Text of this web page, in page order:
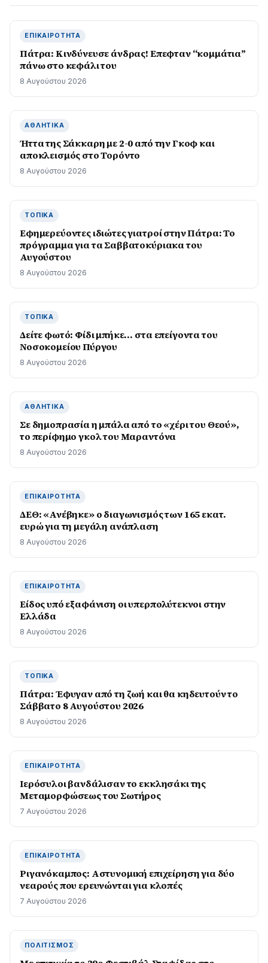
ΕΠΙΚΑΙΡΌΤΗΤΑ
Πάτρα: Κινδύνευσε άνδρας! Επεφταν “κομμάτια”
πάνω στο κεφάλι του
8 Αυγούστου 2026
ΑΘΛΗΤΙΚΆ
Ήττα της Σάκκαρη με 2-0 από την Γκοφ και
αποκλεισμός στο Τορόντο
8 Αυγούστου 2026
ΤΟΠΙΚΆ
Εφημερεύοντες ιδιώτες γιατροί στην Πάτρα: Το
πρόγραμμα για τα Σαββατοκύριακα του
Αυγούστου
8 Αυγούστου 2026
ΤΟΠΙΚΆ
Δείτε φωτό: Φίδι μπήκε… στα επείγοντα του
Νοσοκομείου Πύργου
8 Αυγούστου 2026
ΑΘΛΗΤΙΚΆ
Σε δημοπρασία η μπάλα από το «χέρι του Θεού»,
το περίφημο γκολ του Μαραντόνα
8 Αυγούστου 2026
ΕΠΙΚΑΙΡΌΤΗΤΑ
ΔΕΘ: «Ανέβηκε» ο διαγωνισμός των 165 εκατ.
ευρώ για τη μεγάλη ανάπλαση
8 Αυγούστου 2026
ΕΠΙΚΑΙΡΌΤΗΤΑ
Είδος υπό εξαφάνιση οι υπερπολύτεκνοι στην
Ελλάδα
8 Αυγούστου 2026
ΤΟΠΙΚΆ
Πάτρα: Έφυγαν από τη ζωή και θα κηδευτούν το
Σάββατο 8 Αυγούστου 2026
8 Αυγούστου 2026
ΕΠΙΚΑΙΡΌΤΗΤΑ
Ιερόσυλοι βανδάλισαν το εκκλησάκι της
Μεταμορφώσεως του Σωτήρος
7 Αυγούστου 2026
ΕΠΙΚΑΙΡΌΤΗΤΑ
Ριγανόκαμπος: Αστυνομική επιχείρηση για δύο
νεαρούς που ερευνώνται για κλοπές
7 Αυγούστου 2026
ΠΟΛΙΤΙΣΜΌΣ